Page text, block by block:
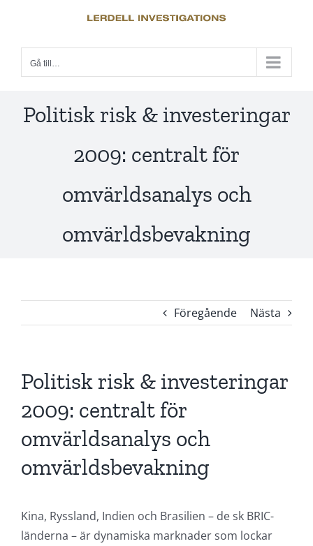
innehållet
Gå till…
Politisk risk & investeringar
2009: centralt för
omvärldsanalys och
omvärldsbevakning
Föregående Nästa
Politisk risk & investeringar
2009: centralt för
omvärldsanalys och
omvärldsbevakning
Kina, Ryssland, Indien och Brasilien – de sk BRIC-
länderna – är dynamiska marknader som lockar